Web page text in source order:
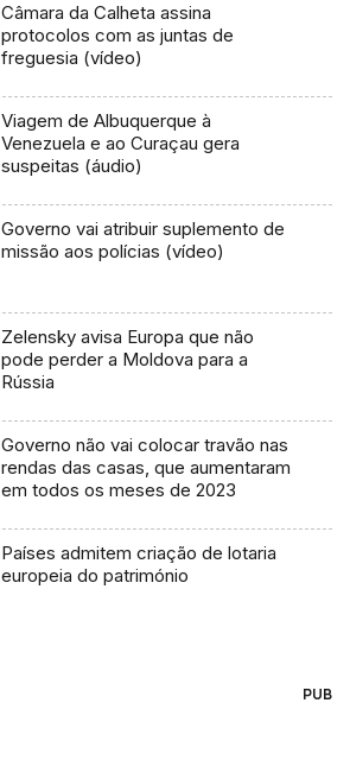
Câmara da Calheta assina
protocolos com as juntas de
freguesia (vídeo)
Viagem de Albuquerque à
Venezuela e ao Curaçau gera
suspeitas (áudio)
Governo vai atribuir suplemento de
missão aos polícias (vídeo)
Zelensky avisa Europa que não
pode perder a Moldova para a
Rússia
Governo não vai colocar travão nas
rendas das casas, que aumentaram
em todos os meses de 2023
Países admitem criação de lotaria
europeia do património
PUB